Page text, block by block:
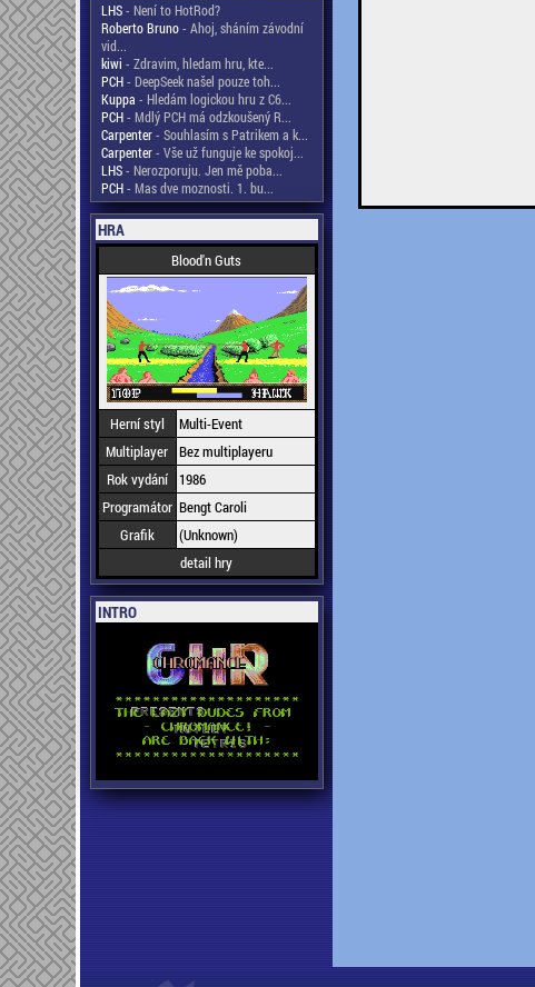
LHS- Není to HotRod?
Roberto Bruno- Ahoj, sháním závodní
vid...
kiwi - Zdravim, hledam hru, kte...
PCH- DeepSeek našel pouze toh...
Kuppa - Hledám logickou hru z C6...
PCH- Mdlý PCH má odzkoušený R...
Carpenter- Souhlasím s Patrikem a k...
Carpenter- Vše už funguje ke spokoj...
LHS- Nerozporuju. Jen mě poba...
PCH- Mas dve moznosti. 1. bu...
HRA
Blood'n Guts
Herní styl
Multi-Event
Multiplayer Bez multiplayeru
Rok vydání
1986
Programátor Bengt Caroli
Grafik
(Unknown)
detail hry
INTRO